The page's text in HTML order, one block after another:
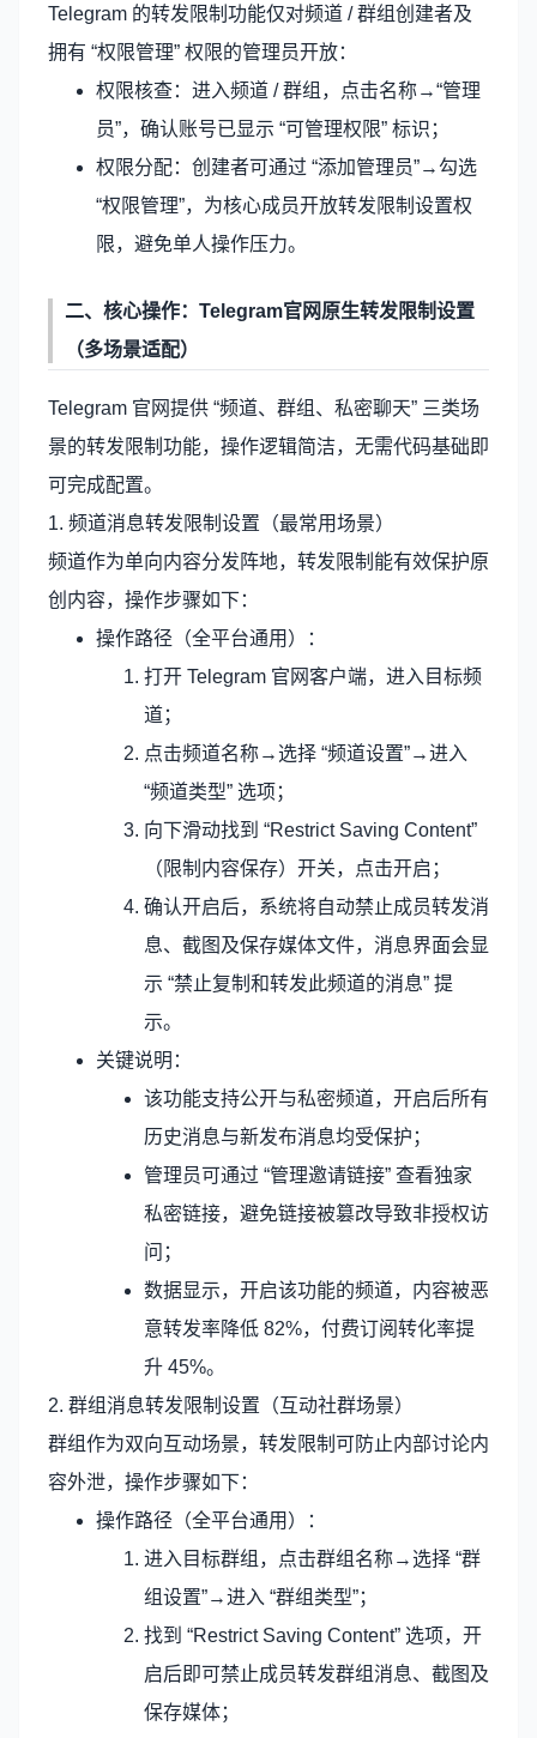
Telegram 的转发限制功能仅对频道 / 群组创建者及
拥有 “权限管理” 权限的管理员开放：
权限核查：进入频道 / 群组，点击名称→“管理
员”，确认账号已显示 “可管理权限” 标识；
权限分配：创建者可通过 “添加管理员”→勾选
“权限管理”，为核心成员开放转发限制设置权
限，避免单人操作压力。
二、核心操作： Telegram官网原生转发限制设置
（多场景适配）
Telegram 官网提供 “频道、群组、私密聊天” 三类场
景的转发限制功能，操作逻辑简洁，无需代码基础即
可完成配置。
1. 频道消息转发限制设置（最常用场景）
频道作为单向内容分发阵地，转发限制能有效保护原
创内容，操作步骤如下：
操作路径（全平台通用）：
打开 Telegram 官网客户端，进入目标频
道；
点击频道名称→选择 “频道设置”→进入
“频道类型” 选项；
向下滑动找到 “Restrict Saving Content”
（限制内容保存）开关，点击开启；
确认开启后，系统将自动禁止成员转发消
息、截图及保存媒体文件，消息界面会显
示 “禁止复制和转发此频道的消息” 提
示。
关键说明：
该功能支持公开与私密频道，开启后所有
历史消息与新发布消息均受保护；
管理员可通过 “管理邀请链接” 查看独家
私密链接，避免链接被篡改导致非授权访
问；
数据显示，开启该功能的频道，内容被恶
意转发率降低 82%，付费订阅转化率提
升 45%。
2. 群组消息转发限制设置（互动社群场景）
群组作为双向互动场景，转发限制可防止内部讨论内
容外泄，操作步骤如下：
操作路径（全平台通用）：
进入目标群组，点击群组名称→选择 “群
组设置”→进入 “群组类型”；
找到 “Restrict Saving Content” 选项，开
启后即可禁止成员转发群组消息、截图及
保存媒体；